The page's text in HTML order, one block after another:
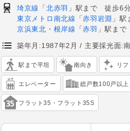
埼京線 「 北赤羽 」駅まで 徒歩6
東京メトロ南北線
「赤羽岩淵 」
京浜東北・根岸線
「赤羽 」駅ま
築年月:1987年2月 主要採光面:
駅まで平坦 南向き リ
エレベーター 総戸数100戸以上
フラット35・フラット35S